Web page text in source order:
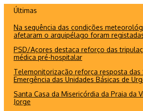
conteúdo
Últimas
Na sequência das condições
afetaram o arquipélago foram
PSD/Açores destaca reforço das
médica pré-hospitalar
Telemonitorização reforça resposta das
Emergência das Unidades Básicas de
Santa Casa da Misericórdia da Praia da
Jorge